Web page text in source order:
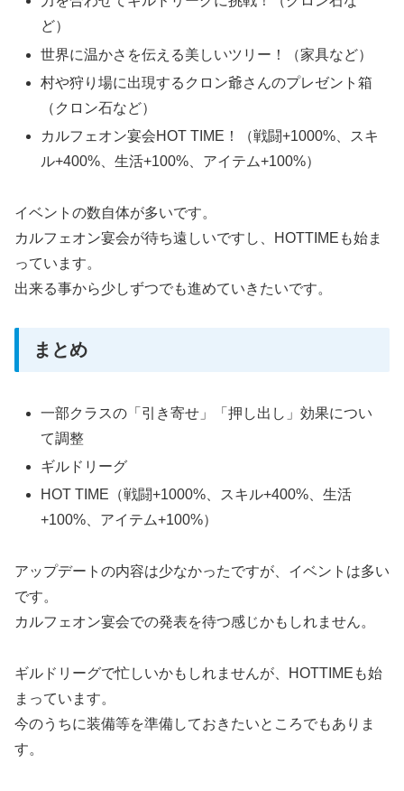
ど）
世界に温かさを伝える美しいツリー！（家具など）
村や狩り場に出現するクロン爺さんのプレゼント箱
（クロン石など）
カルフェオン宴会HOT TIME！（戦闘+1000%、スキ
ル+400%、生活+100%、アイテム+100%）
イベントの数自体が多いです。
カルフェオン宴会が待ち遠しいですし、HOTTIMEも始ま
っています。
出来る事から少しずつでも進めていきたいです。
まとめ
一部クラスの「引き寄せ」「押し出し」効果につい
て調整
ギルドリーグ
HOT TIME（戦闘+1000%、スキル+400%、生活
+100%、アイテム+100%）
アップデートの内容は少なかったですが、イベントは多い
です。
カルフェオン宴会での発表を待つ感じかもしれません。
ギルドリーグで忙しいかもしれませんが、HOTTIMEも始
まっています。
今のうちに装備等を準備しておきたいところでもありま
す。